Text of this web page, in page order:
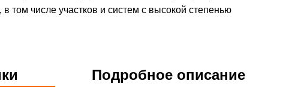
том числе участков и систем с высокой степенью
Подробное описание